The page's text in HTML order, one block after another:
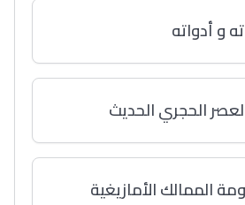
و أدواته
الحجري الحديث
الممالك الأمازيغية